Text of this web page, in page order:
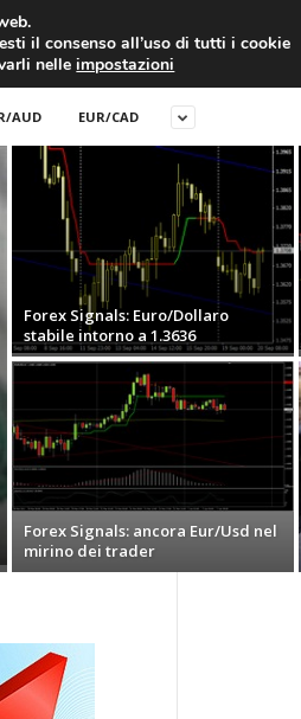
TRADING
FOREX NEWS
AUD EUR/CAD
Forex Signals: Euro/Dollaro
stabile intorno a 1.3636
Forex Signals: ancora Eur/Usd nel
mirino dei trader
il consenso all’uso di tutti i cookie
nelleimpostazioni